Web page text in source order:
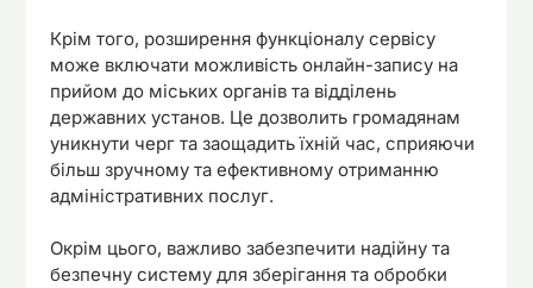
Крім того, розширення функціоналу сервісу
може включати можливість онлайн-запису на
прийом до міських органів та відділень
державних установ. Це дозволить громадянам
уникнути черг та заощадить їхній час, сприяючи
більш зручному та ефективному отриманню
адміністративних послуг.
Окрім цього, важливо забезпечити надійну та
безпечну систему для зберігання та обробки